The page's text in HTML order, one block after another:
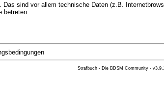
sind vor allem technische Daten (z.B.
betreten.
Andere Daten k�nnen zur Analyse Ihres
gespeicherten personenbezogenen Daten zu
Strafbuch - Die BDSM Community -